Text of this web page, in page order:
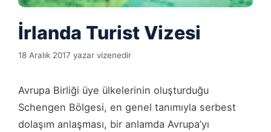
İrlanda Turist Vizesi
18 Aralık 2017 yazar vizenedir
Avrupa Birliği üye ülkelerinin oluşturduğu
Schengen Bölgesi, en genel tanımıyla serbest
dolaşım anlaşması, bir anlamda Avrupa’yı